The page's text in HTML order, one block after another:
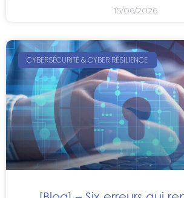
15/06/2026
CYBERSÉCURITÉ & CYBER RÉSILIENCE